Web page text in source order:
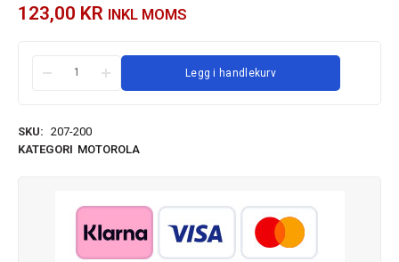
123,00 KR INKL MOMS
Legg i handlekurv
SKU: 207-200
KATEGORI MOTOROLA